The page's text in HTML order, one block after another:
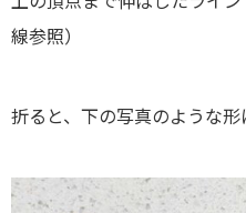
線参照）
折ると、下の写真のような形